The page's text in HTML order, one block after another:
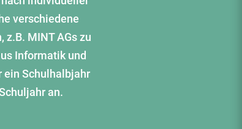
verschiedene
z.B. MINT AGs zu
Informatik und
ein Schulhalbjahr
an.